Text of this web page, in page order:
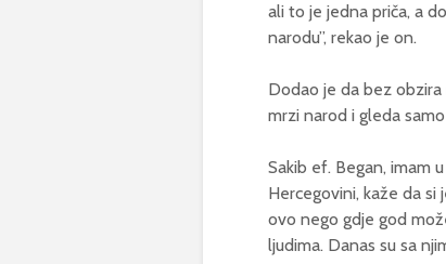
ali to je jedna priča, a
narodu”, rekao je on.
Dodao je da bez
mrzi narod i gleda
Sakib ef. Began, imam
Hercegovini, kaže da
ovo nego gdje god
ljudima. Danas su sa